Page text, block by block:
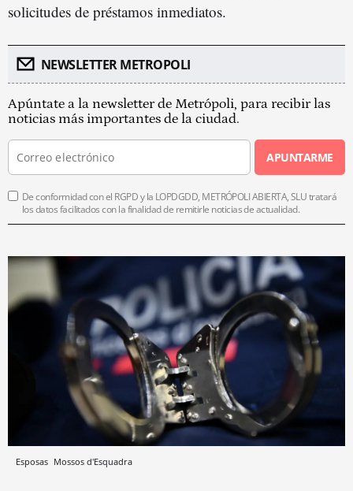
solicitudes de préstamos inmediatos.
NEWSLETTER METROPOLI
Apúntate a la newsletter de Metrópoli, para recibir las
noticias más importantes de la ciudad.
APUNTARME
De conformidad con el RGPD y la LOPDGDD, METRÓPOLI ABIERTA, SLU tratará
los datos facilitados con la finalidad de remitirle noticias de actualidad.
Esposas Mossos d'Esquadra